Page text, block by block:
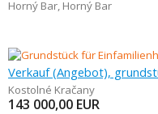
Horný Bar, Horný Bar
Verkauf (Angebot),
Kostolné Kračany
143 000,00 EUR